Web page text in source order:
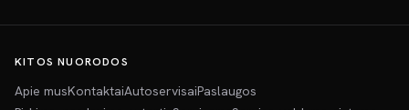
KITOS NUORODOS
Apie musKontaktaiAutoservisaiPaslaugos